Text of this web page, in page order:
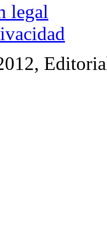
legal